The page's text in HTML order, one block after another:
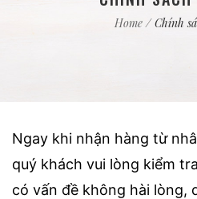
Home / Chính
Ngay khi nhận hàng từ
quý khách vui lòng kiểm
có vấn đề không hài lòng,